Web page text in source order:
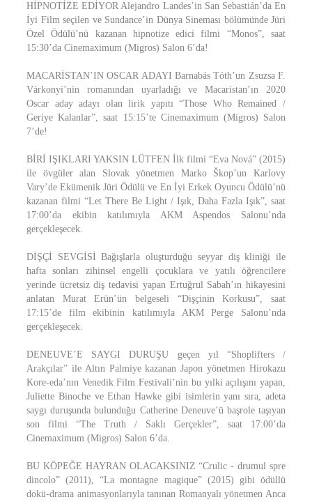
HİPNOTİZE EDİYOR Alejandro Landes’in San Sebastián’da En
İyi Film seçilen ve Sundance’in Dünya Sineması bölümünde Jüri
Özel Ödülü’nü kazanan hipnotize edici filmi “Monos”, saat
15:30’da Cinemaximum (Migros) Salon 6’da!
MACARİSTAN’IN OSCAR ADAYI Barnabás Tóth’un Zsuzsa F.
Várkonyi’nin romanından uyarladığı ve Macaristan’ın 2020
Oscar aday adayı olan lirik yapıtı “Those Who Remained /
Geriye Kalanlar”, saat 15:15’te Cinemaximum (Migros) Salon
7’de!
BİRİ IŞIKLARI YAKSIN LÜTFEN İlk filmi “Eva Nová” (2015)
ile övgüler alan Slovak yönetmen Marko Škop’un Karlovy
Vary’de Ekümenik Jüri Ödülü ve En İyi Erkek Oyuncu Ödülü’nü
kazanan filmi “Let There Be Light / Işık, Daha Fazla Işık”, saat
17:00’da ekibin katılımıyla AKM Aspendos Salonu’nda
gerçekleşecek.
DİŞÇİ SEVGİSİ Bağışlarla oluşturduğu seyyar diş kliniği ile
hafta sonları zihinsel engelli çocuklara ve yatılı öğrencilere
yerinde ücretsiz diş tedavisi yapan Ertuğrul Sabah’ın hikayesini
anlatan Murat Erün’ün belgeseli “Dişçinin Korkusu”, saat
17:15’de film ekibinin katılımıyla AKM Perge Salonu’nda
gerçekleşecek.
DENEUVE’E SAYGI DURUŞU geçen yıl “Shoplifters /
Arakçılar” ile Altın Palmiye kazanan Japon yönetmen Hirokazu
Kore-eda’nın Venedik Film Festivali’nin bu yılki açılışını yapan,
Juliette Binoche ve Ethan Hawke gibi isimlerin yanı sıra, adeta
saygı duruşunda bulunduğu Catherine Deneuve’ü başrole taşıyan
son filmi “The Truth / Saklı Gerçekler”, saat 17:00’da
Cinemaximum (Migros) Salon 6’da.
BU KÖPEĞE HAYRAN OLACAKSINIZ “Crulic - drumul spre
dincolo” (2011), “La montagne magique” (2015) gibi ödüllü
dokü-drama animasyonlarıyla tanınan Romanyalı yönetmen Anca